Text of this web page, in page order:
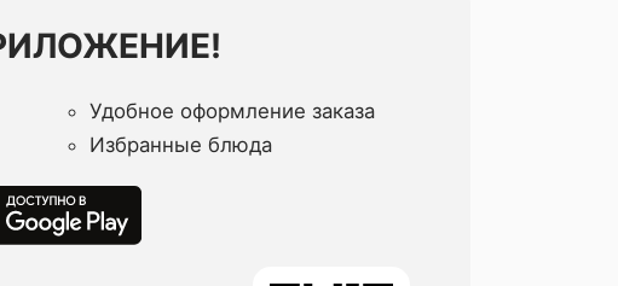
Удобное оформление заказа
Избранные блюда